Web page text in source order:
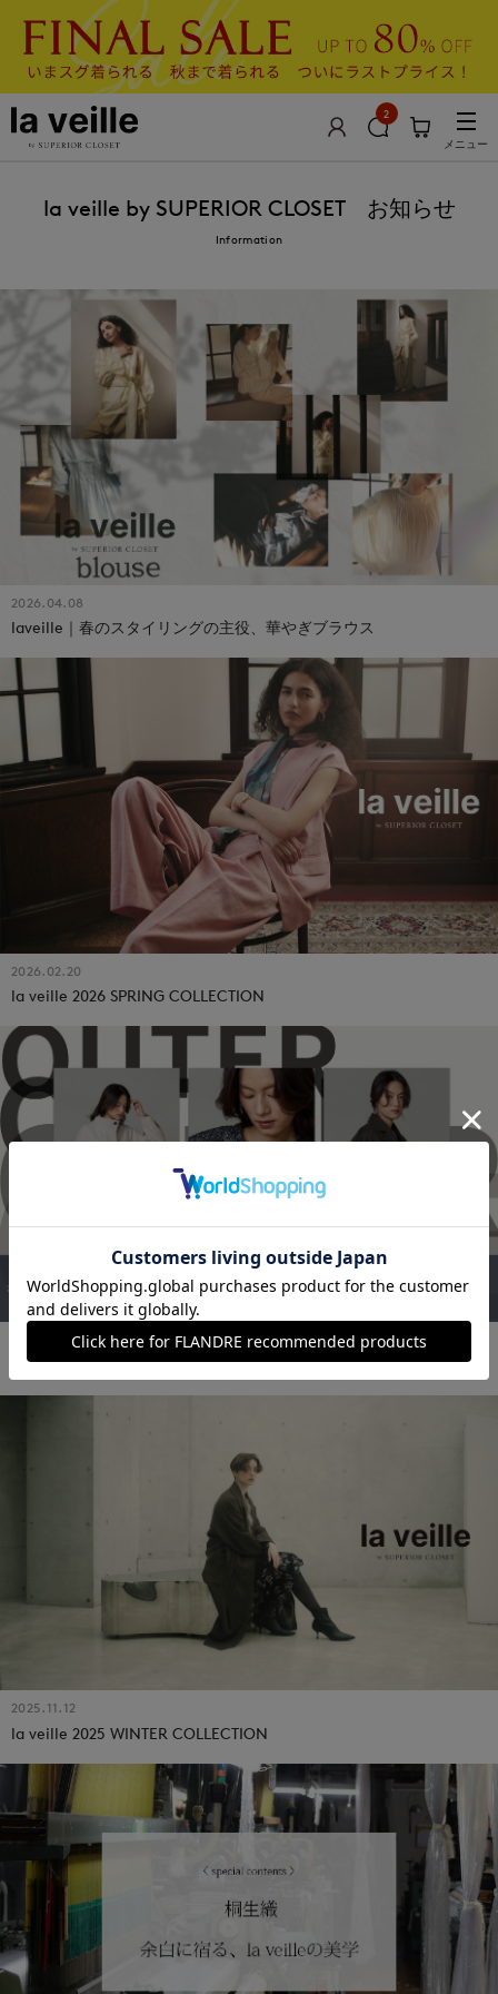
2
メニュー
la veille by SUPERIOR CLOSET お知らせ
Information
2026.04.08
laveille｜春のスタイリングの主役、華やぎブラウス
2026.02.20
la veille 2026 SPRING COLLECTION
2025.11.25
2025Winter la veille Outer Collection
2025.11.12
la veille 2025 WINTER COLLECTION